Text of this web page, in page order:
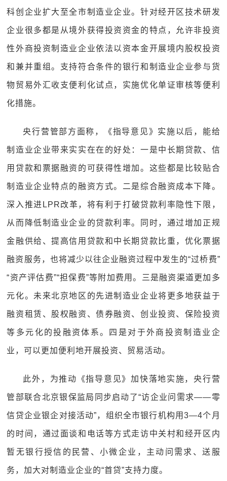
科创企业扩大至全市制造业企业。针对经开区技术研发
企业很多都是从境外获得投资资金的特点，允许非投资
性外商投资制造业企业依法以资本金开展境内股权投资
和兼并重组。支持符合条件的银行和制造业企业参与货
物贸易外汇收支便利化试点，实施优化单证审核等便利
化措施。
央行营管部方面称，《指导意见》实施以后，能给
制造业企业带来实实在在的好处：一是中长期贷款、信
用贷款和票据融资的可获得性增加。这些都是比较贴合
制造业企业特点的融资方式。二是综合融资成本下降。
深入推进LPR改革，将有利于打破贷款利率隐性下限，
从而降低制造业企业的贷款利率。同时，通过增加正规
金融供给、提高信用贷款和中长期贷款比重，优化票据
融资服务，也将减少以往企业融资过程中发生的“过桥费”
“资产评估费”“担保费”等附加费用。三是融资渠道更加多
元化。未来北京地区的先进制造业企业将更多地获益于
融资租赁、股权融资、债券融资、创业投资、保险投资
等多元化的投融资体系。四是对于外商投资制造业企
业，可以更加便利地开展投资、贸易活动。
此外，为推动《指导意见》加快落地实施，央行营
管部联合北京银保监局同步启动了“访企业问需求——零
信贷企业银企对接活动”，组织全市银行机构用3—4个月
的时间，通过面谈和电话等方式走访中关村和经开区内
暂无银行授信的民营、小微企业，主动问需求、送服
务，加大对制造业企业的“首贷”支持力度。